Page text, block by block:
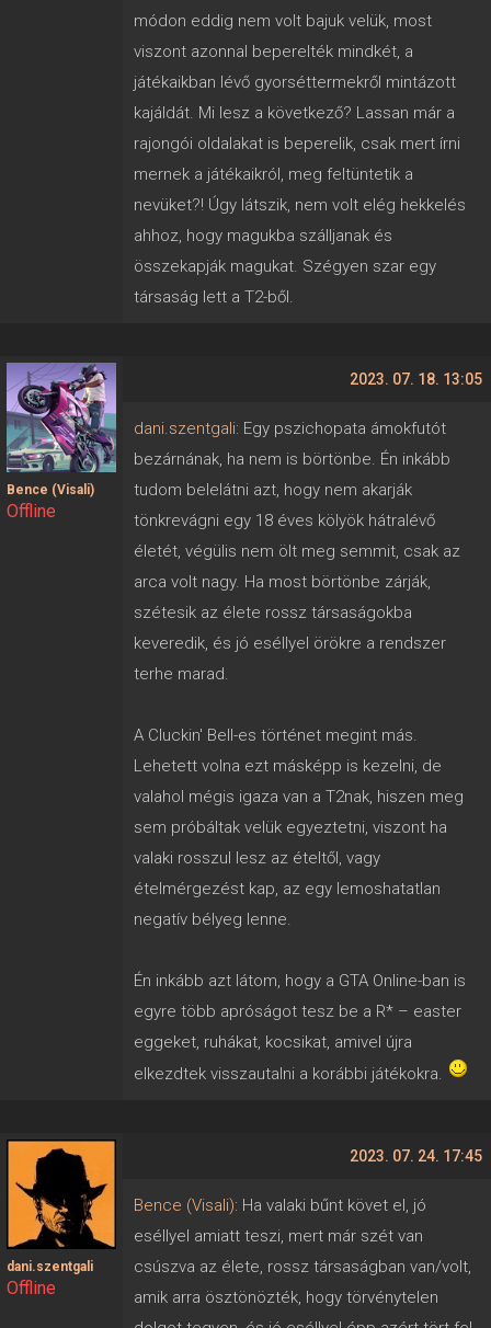
módon eddig nem volt bajuk velük, most
viszont azonnal beperelték mindkét, a
játékaikban lévő gyorséttermekről mintázott
kajáldát. Mi lesz a következő? Lassan már a
rajongói oldalakat is beperelik, csak mert írni
mernek a játékaikról, meg feltüntetik a
nevüket?! Úgy látszik, nem volt elég hekkelés
ahhoz, hogy magukba szálljanak és
összekapják magukat. Szégyen szar egy
társaság lett a T2-ből.
Bence (Visali)
Offline
2023. 07. 18. 13:05
dani.szentgali: Egy pszichopata ámokfutót
bezárnának, ha nem is börtönbe. Én inkább
tudom belelátni azt, hogy nem akarják
tönkrevágni egy 18 éves kölyök hátralévő
életét, végülis nem ölt meg semmit, csak az
arca volt nagy. Ha most börtönbe zárják,
szétesik az élete rossz társaságokba
keveredik, és jó eséllyel örökre a rendszer
terhe marad.
A Cluckin' Bell-es történet megint más.
Lehetett volna ezt másképp is kezelni, de
valahol mégis igaza van a T2nak, hiszen meg
sem próbáltak velük egyeztetni, viszont ha
valaki rosszul lesz az ételtől, vagy
ételmérgezést kap, az egy lemoshatatlan
negatív bélyeg lenne.
Én inkább azt látom, hogy a GTA Online-ban is
egyre több apróságot tesz be a R* – easter
eggeket, ruhákat, kocsikat, amivel újra
elkezdtek visszautalni a korábbi játékokra.
dani.szentgali
Offline
2023. 07. 24. 17:45
Bence (Visali): Ha valaki bűnt követ el, jó
eséllyel amiatt teszi, mert már szét van
csúszva az élete, rossz társaságban van/volt,
amik arra ösztönözték, hogy törvénytelen